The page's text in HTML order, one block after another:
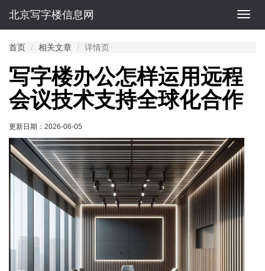
切
北京写字楼信息网
首页 相关文章 详情页
写字楼办公怎样运用远程
会议技术支持全球化合作
更新日期： 2026-06-05